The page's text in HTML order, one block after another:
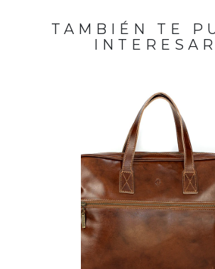
TAMBIÉN TE